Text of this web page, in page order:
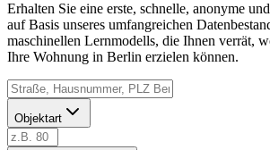
Erhalten Sie eine erste, schnelle, anonyme
auf Basis unseres umfangreichen
maschinellen Lernmodells, die Ihnen verrät,
Ihre Wohnung in Berlin erzielen können.
Objektart